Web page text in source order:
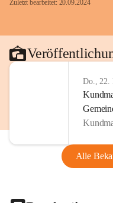
Zuletzt bearbeitet: 20.09.2024
Do., 22.
Alle